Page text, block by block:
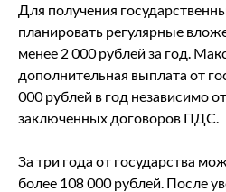
Для получения
планировать регулярные
менее 2 000 рублей за год.
дополнительная выплата от
000 рублей в год независимо
заключенных договоров ПДС.
За три года от государства
более 108 000 рублей. После